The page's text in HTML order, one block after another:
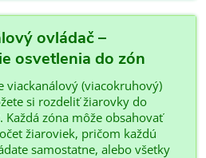
ovládač –
osvetlenia do zón
viackanálový (viacokruhový)
si rozdeliť žiarovky do
Každá zóna môže obsahovať
žiaroviek, pričom každú
samostatne, alebo všetky